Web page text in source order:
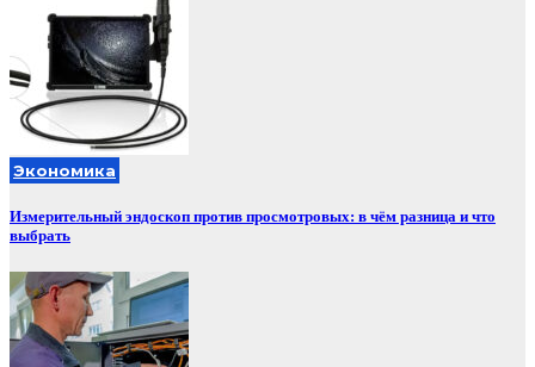
Экономика
Измерительный эндоскоп против просмотровых: в чём разница и что
выбрать